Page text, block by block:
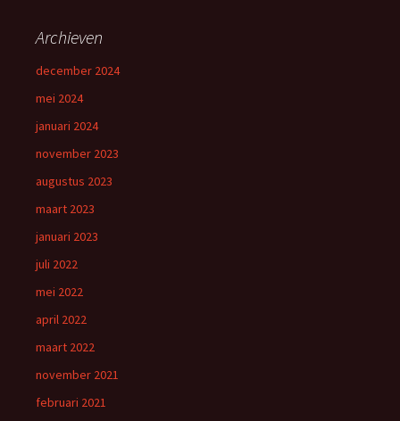
Archieven
december 2024
mei 2024
januari 2024
november 2023
augustus 2023
maart 2023
januari 2023
juli 2022
mei 2022
april 2022
maart 2022
november 2021
februari 2021